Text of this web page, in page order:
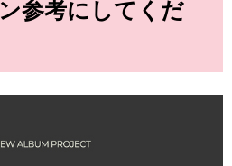
参考にしてくだ